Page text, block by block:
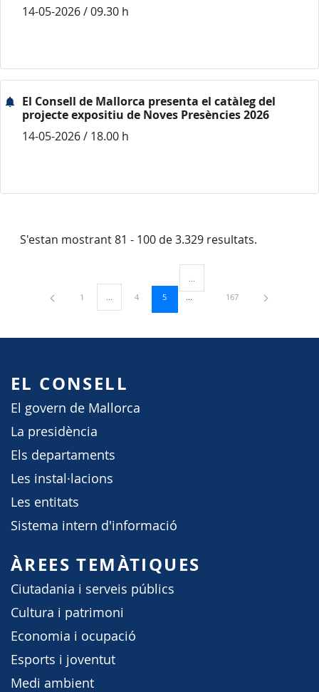
14-05-2026 / 09.30 h
El Consell de Mallorca presenta el catàleg del
projecte expositiu de Noves Presències 2026
14-05-2026 / 18.00 h
S'estan mostrant 81 - 100 de 3.329 resultats.
Pàgina
1 ...Pàgines intermèdies Utilitzeu TAB per navegar.
Pàgina
4 Pàgina
5
Pàgines intermèdies Utilitzeu TAB
Pàgina
167
EL CONSELL
El govern de Mallorca
La presidència
Els departaments
Les instal·lacions
Les entitats
Sistema intern d'informació
ÀREES TEMÀTIQUES
Ciutadania i serveis públics
Cultura i patrimoni
Economia i ocupació
Esports i joventut
Medi ambient